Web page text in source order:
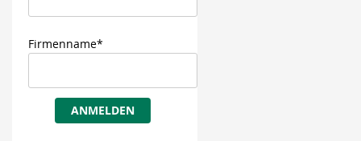
Firmenname*
ANMELDEN